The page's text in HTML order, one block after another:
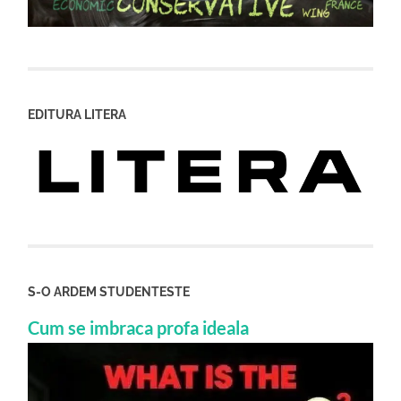
EDITURA LITERA
S-O ARDEM STUDENTESTE
Cum se imbraca profa ideala